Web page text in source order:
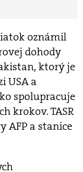
oznámil
dohody
ktorý je
USA a
spolupracuje
krokov. TASR
AFP a stanice